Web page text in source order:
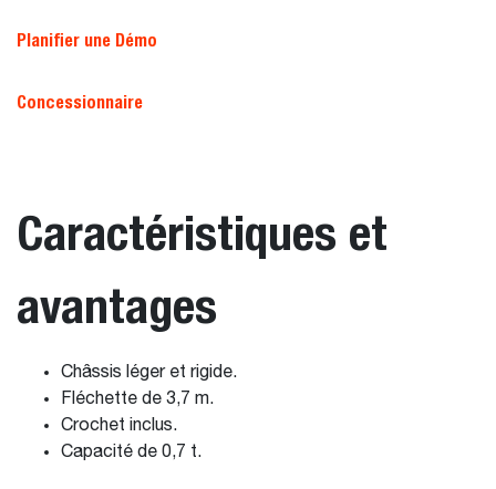
Planifier une Démo
Concessionnaire
Caractéristiques et
avantages
Châssis léger et rigide.
Fléchette de 3,7 m.
Crochet inclus.
Capacité de 0,7 t.